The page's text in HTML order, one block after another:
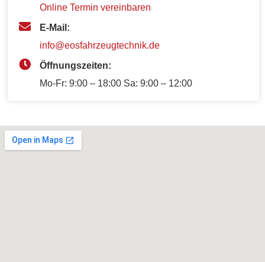
Online Termin vereinbaren
E-Mail:
info@eosfahrzeugtechnik.de
Öffnungszeiten:
Mo-Fr: 9:00 – 18:00 Sa: 9:00 – 12:00